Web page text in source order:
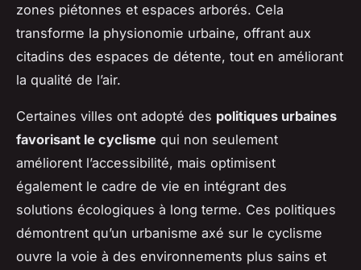
zones piétonnes et espaces arborés. Cela
transforme la physionomie urbaine, offrant aux
citadins des espaces de détente, tout en améliorant
la qualité de l’air.
Certaines villes ont adopté des politiques urbaines
favorisant le cyclisme qui non seulement
améliorent l’accessibilité, mais optimisent
également le cadre de vie en intégrant des
solutions écologiques à long terme. Ces politiques
démontrent qu’un urbanisme axé sur le cyclisme
ouvre la voie à des environnements plus sains et